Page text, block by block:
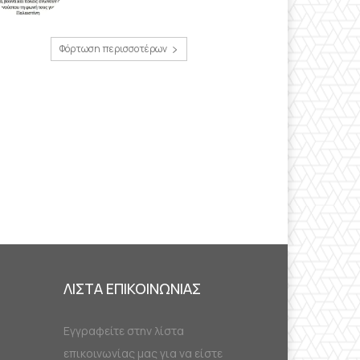
Φόρτωση περισσοτέρων
ΛΙΣΤΑ ΕΠΙΚΟΙΝΩΝΙΑΣ
Εγγραφείτε στην λίστα
επικοινωνίας μας για να είστε